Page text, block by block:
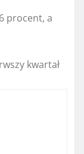
procent, a
kwartał